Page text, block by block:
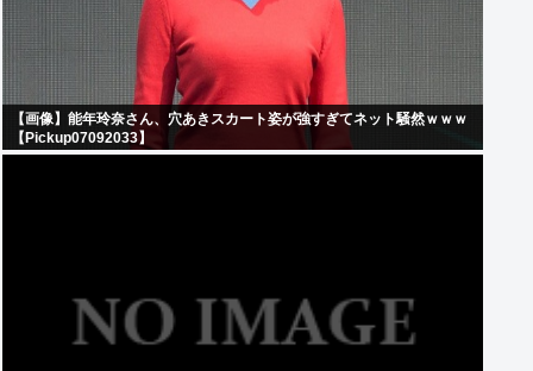
【画像】能年玲奈さん、穴あきスカート姿が強すぎてネット騒然ｗｗｗ
【Pickup07092033】